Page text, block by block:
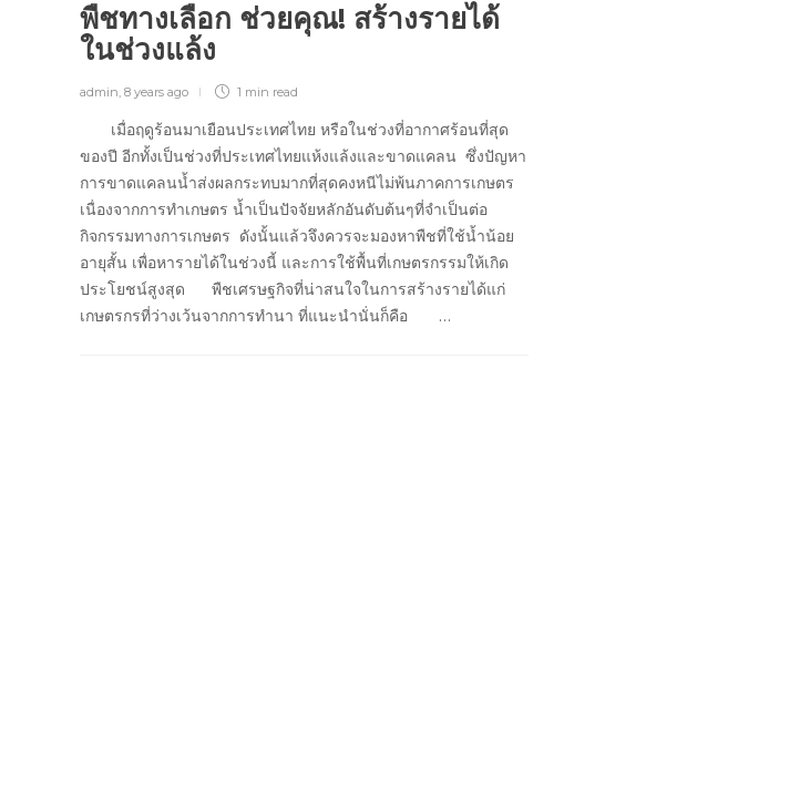
พืชทางเลือก ช่วยคุณ! สร้างรายได้
ในช่วงแล้ง
admin, 8 years ago 1 min read
เมื่อฤดูร้อนมาเยือนประเทศไทย หรือในช่วงที่อากาศร้อนที่สุด
ของปี อีกทั้งเป็นช่วงที่ประเทศไทยแห้งแล้งและขาดแคลน ซึ่งปัญหา
การขาดแคลนน้ำส่งผลกระทบมากที่สุดคงหนีไม่พ้นภาคการเกษตร
เนื่องจากการทำเกษตร น้ำเป็นปัจจัยหลักอันดับต้นๆที่จำเป็นต่อ
กิจกรรมทางการเกษตร ดังนั้นแล้วจึงควรจะมองหาพืชที่ใช้น้ำน้อย
อายุสั้น เพื่อหารายได้ในช่วงนี้ และการใช้พื้นที่เกษตรกรรมให้เกิด
ประโยชน์สูงสุด พืชเศรษฐกิจที่น่าสนใจในการสร้างรายได้แก่
เกษตรกรที่ว่างเว้นจากการทำนา ที่แนะนำนั่นก็คือ …